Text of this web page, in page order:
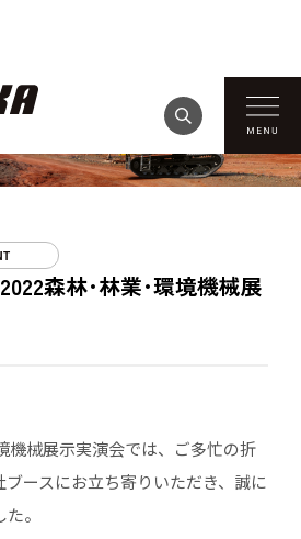
森林･林業･環境機械展
機械展示実演会では、ご多忙の折
ースにお立ち寄りいただき、誠に
。